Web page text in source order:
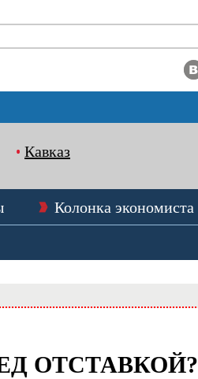
Кавказ
Колонка экономиста
ОТСТАВКОЙ?